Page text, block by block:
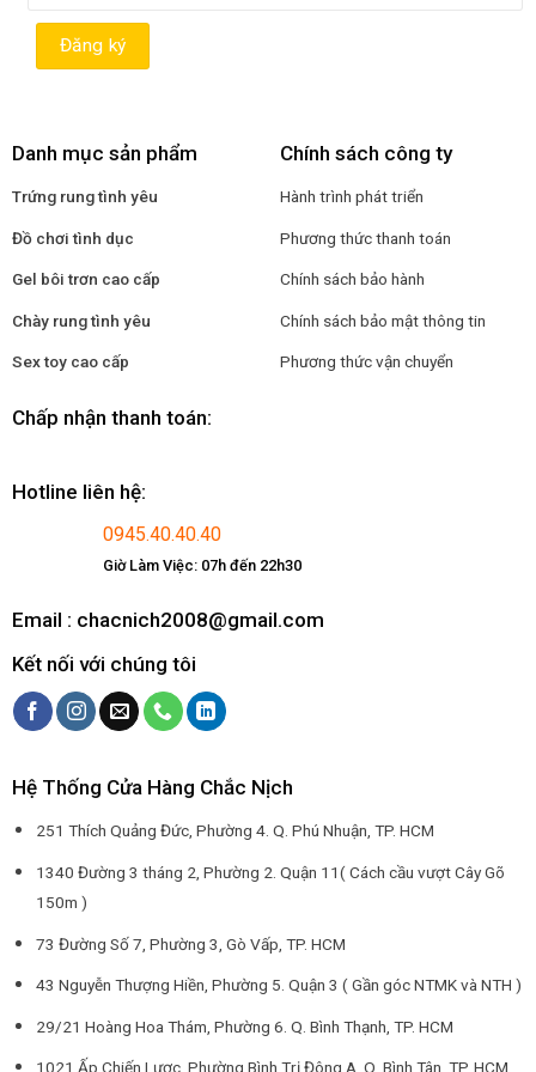
Danh mục sản phẩm
Trứng rung tình yêu
Đồ chơi tình dục
Gel bôi trơn cao cấp
Chày rung tình yêu
Sex toy cao cấp
Chính sách công ty
Hành trình phát triển
Phương thức thanh toán
Chính sách bảo hành
Chính sách bảo mật thông tin
Phương thức vận chuyển
Chấp nhận thanh toán:
Hotline liên hệ:
0945.40.40.40
Giờ Làm Việc: 07h đến 22h30
Email : chacnich2008@gmail.com
Kết nối với chúng tôi
Hệ Thống Cửa Hàng Chắc Nịch
251 Thích Quảng Đức, Phường 4. Q. Phú Nhuận, TP. HCM
1340 Đường 3 tháng 2, Phường 2. Quận 11( Cách cầu vượt Cây Gõ
150m )
73 Đường Số 7, Phường 3, Gò Vấp, TP. HCM
43 Nguyễn Thượng Hiền, Phường 5. Quận 3 ( Gần góc NTMK và NTH )
29/21 Hoàng Hoa Thám, Phường 6. Q. Bình Thạnh, TP. HCM
1021 Ấp Chiến Lược, Phường Bình Trị Đông A. Q. Bình Tân, TP. HCM